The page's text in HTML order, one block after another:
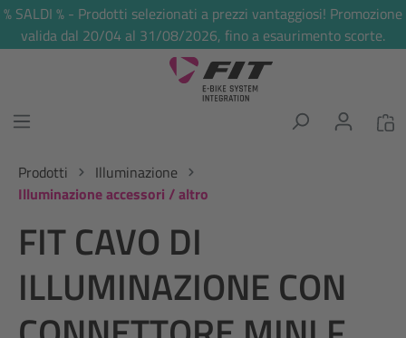
principale
% SALDI % - Prodotti selezionati a prezzi vantaggiosi! Promozione
valida dal 20/04 al 31/08/2026, fino a esaurimento scorte.
Prodotti
Illuminazione
Illuminazione accessori / altro
FIT CAVO DI
ILLUMINAZIONE CON